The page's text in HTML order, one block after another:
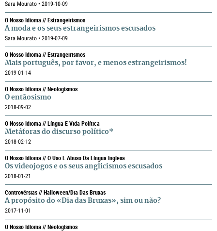
Sara Mourato • 2019-10-09
O Nosso Idioma // Estrangeirismos
A moda e os seus estrangeirismos escusados
Sara Mourato • 2019-07-09
O Nosso Idioma // Estrangeirismos
Mais português, por favor, e menos estrangeirismos!
2019-01-14
O Nosso Idioma // Neologismos
O entãosismo
2018-09-02
O Nosso Idioma // Língua E Vida Política
Metáforas do discurso político*
2018-02-12
O Nosso Idioma // O Uso E Abuso Da Língua Inglesa
Os videojogos e os seus anglicismos escusados
2018-01-21
Controvérsias // Halloween/Dia Das Bruxas
A propósito do «Dia das Bruxas», sim ou não?
2017-11-01
O Nosso Idioma // Neologismos